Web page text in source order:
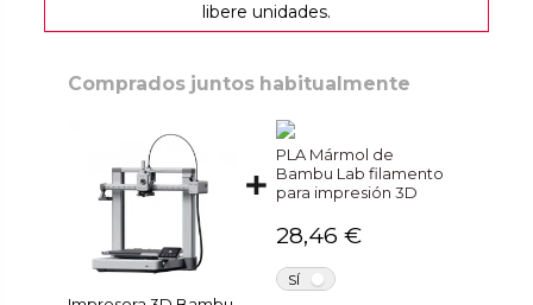
libere unidades.
Comprados juntos habitualmente
PLA Mármol de
Bambu Lab filamento
para impresión 3D
28,46 €
SÍ